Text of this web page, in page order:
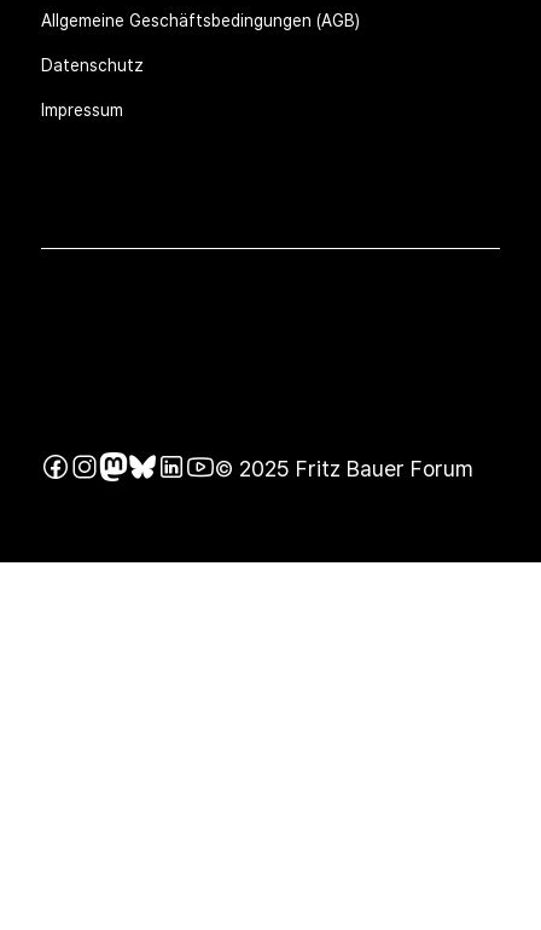
Allgemeine Geschäftsbedingungen (AGB)
Datenschutz
Impressum
© 2025 Fritz Bauer Forum